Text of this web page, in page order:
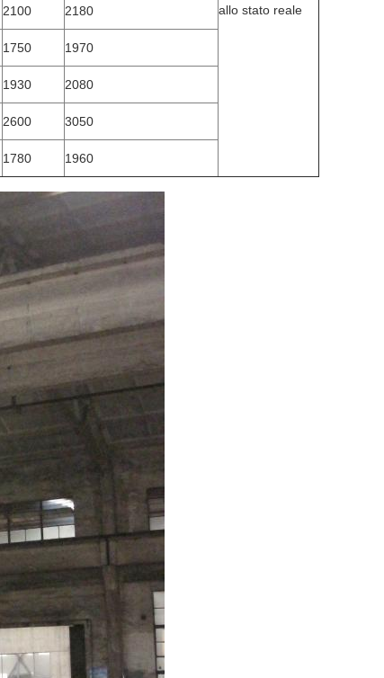
allo stato reale
2100
2180
1750
1970
1930
2080
2600
3050
1780 1960